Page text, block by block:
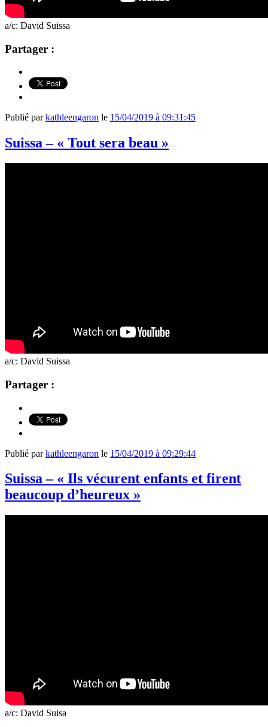
a/c: David Suissa
Partager :
Publié parkathleengaron le 15/04/2019 à 09:31:45
Suissa – « Tout sera beau »
a/c: David Suissa
Partager :
Publié parkathleengaron le 15/04/2019 à 09:29:44
Suissa – « Ils vécurent enfants et firent
beaucoup d’heureux »
a/c: David Suisa